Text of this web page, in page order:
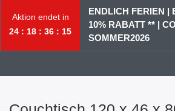
Aktion endet in
24
18 36 14
ENDLICH FERIEN |
10% RABATT ** |
SOMMER2026